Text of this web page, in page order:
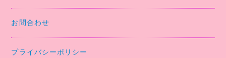
お問合わせ
プライバシーポリシー